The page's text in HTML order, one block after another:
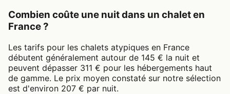
Combien coûte une nuit dans un chalet en
France ?
Les tarifs pour les chalets atypiques en France
débutent généralement autour de 145 € la nuit et
peuvent dépasser 311 € pour les hébergements haut
de gamme. Le prix moyen constaté sur notre sélection
est d'environ 207 € par nuit.